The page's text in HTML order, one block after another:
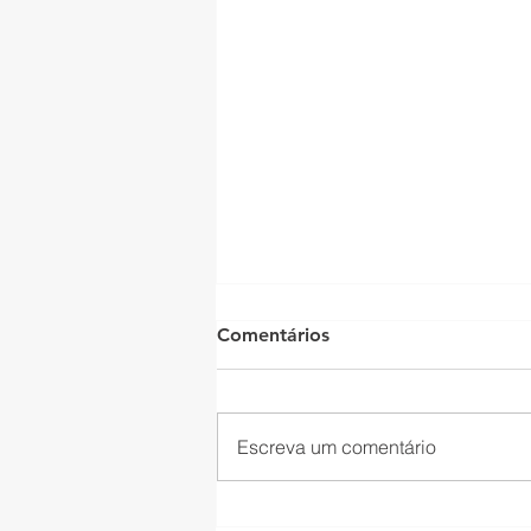
Comentários
Escreva um comentário